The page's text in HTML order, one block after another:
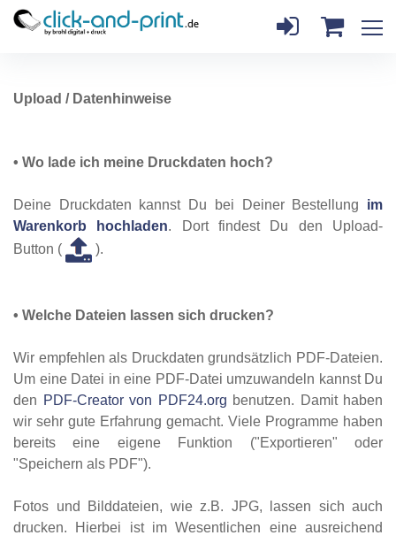
Upload / Datenhinweise
• Wo lade ich meine Druckdaten hoch?
Deine Druckdaten kannst Du bei Deiner Bestellung im
Warenkorb hochladen. Dort findest Du den Upload-
Button (
).
• Welche Dateien lassen sich drucken?
Wir empfehlen als Druckdaten grundsätzlich PDF-Dateien.
Um eine Datei in eine PDF-Datei umzuwandeln kannst Du
den PDF-Creator von PDF24.org benutzen. Damit haben
wir sehr gute Erfahrung gemacht. Viele Programme haben
bereits eine eigene Funktion ("Exportieren" oder
"Speichern als PDF").
Fotos und Bilddateien, wie z.B. JPG, lassen sich auch
drucken. Hierbei ist im Wesentlichen eine ausreichend